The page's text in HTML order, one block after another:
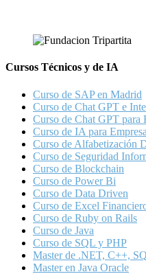
Cursos Técnicos y de IA
Curso de SAP en Madrid
Curso de Chat GPT e
Curso de Chat GPT para
Curso de IA para
Curso de Alfabetización
Curso de Seguridad
Curso de Blockchain
Curso de Power Bi
Curso de Data Driven
Curso de Excel
Curso de Ruby on Rails
Curso de Java
Curso de SQL y PHP
Master de .NET, C++,
Master en Java Oracle